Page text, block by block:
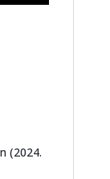
(2024.